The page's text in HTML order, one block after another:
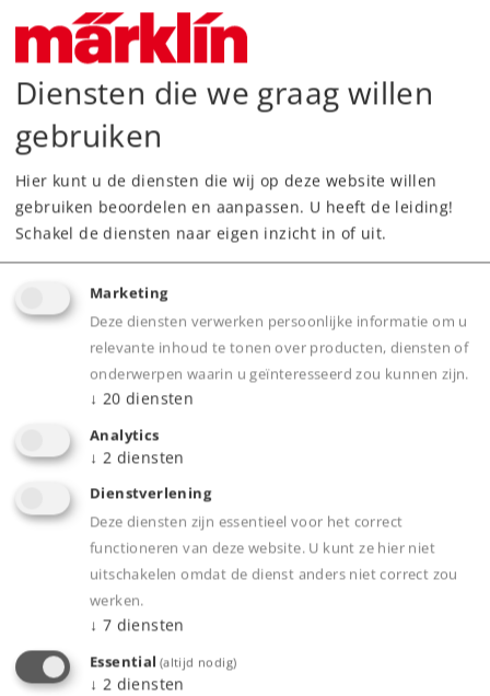
Webwinkel
Dealer zoeken
Downloads
Product
Productinfo
Bijbehorende producten
Diensten die we graag willen
gebruiken
Hier kunt u de diensten die wij op deze website willen
gebruiken beoordelen en aanpassen. U heeft de leiding!
Schakel de diensten naar eigen inzicht in of uit.
Marketing
Deze diensten verwerken persoonlijke informatie om u
relevante inhoud te tonen over producten, diensten of
onderwerpen waarin u geïnteresseerd zou kunnen zijn.
↓ 20 diensten
Analytics
↓ 2 diensten
Dienstverlening
Deze diensten zijn essentieel voor het correct
functioneren van deze website. U kunt ze hier niet
uitschakelen omdat de dienst anders niet correct zou
werken.
↓ 7 diensten
Essential (altijd nodig)
↓ 2 diensten